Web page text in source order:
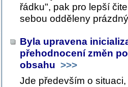
řádku", pak pro lepší
sebou odděleny
Byla upravena
přehodnocení změn
obsahu >>>
Jde především o